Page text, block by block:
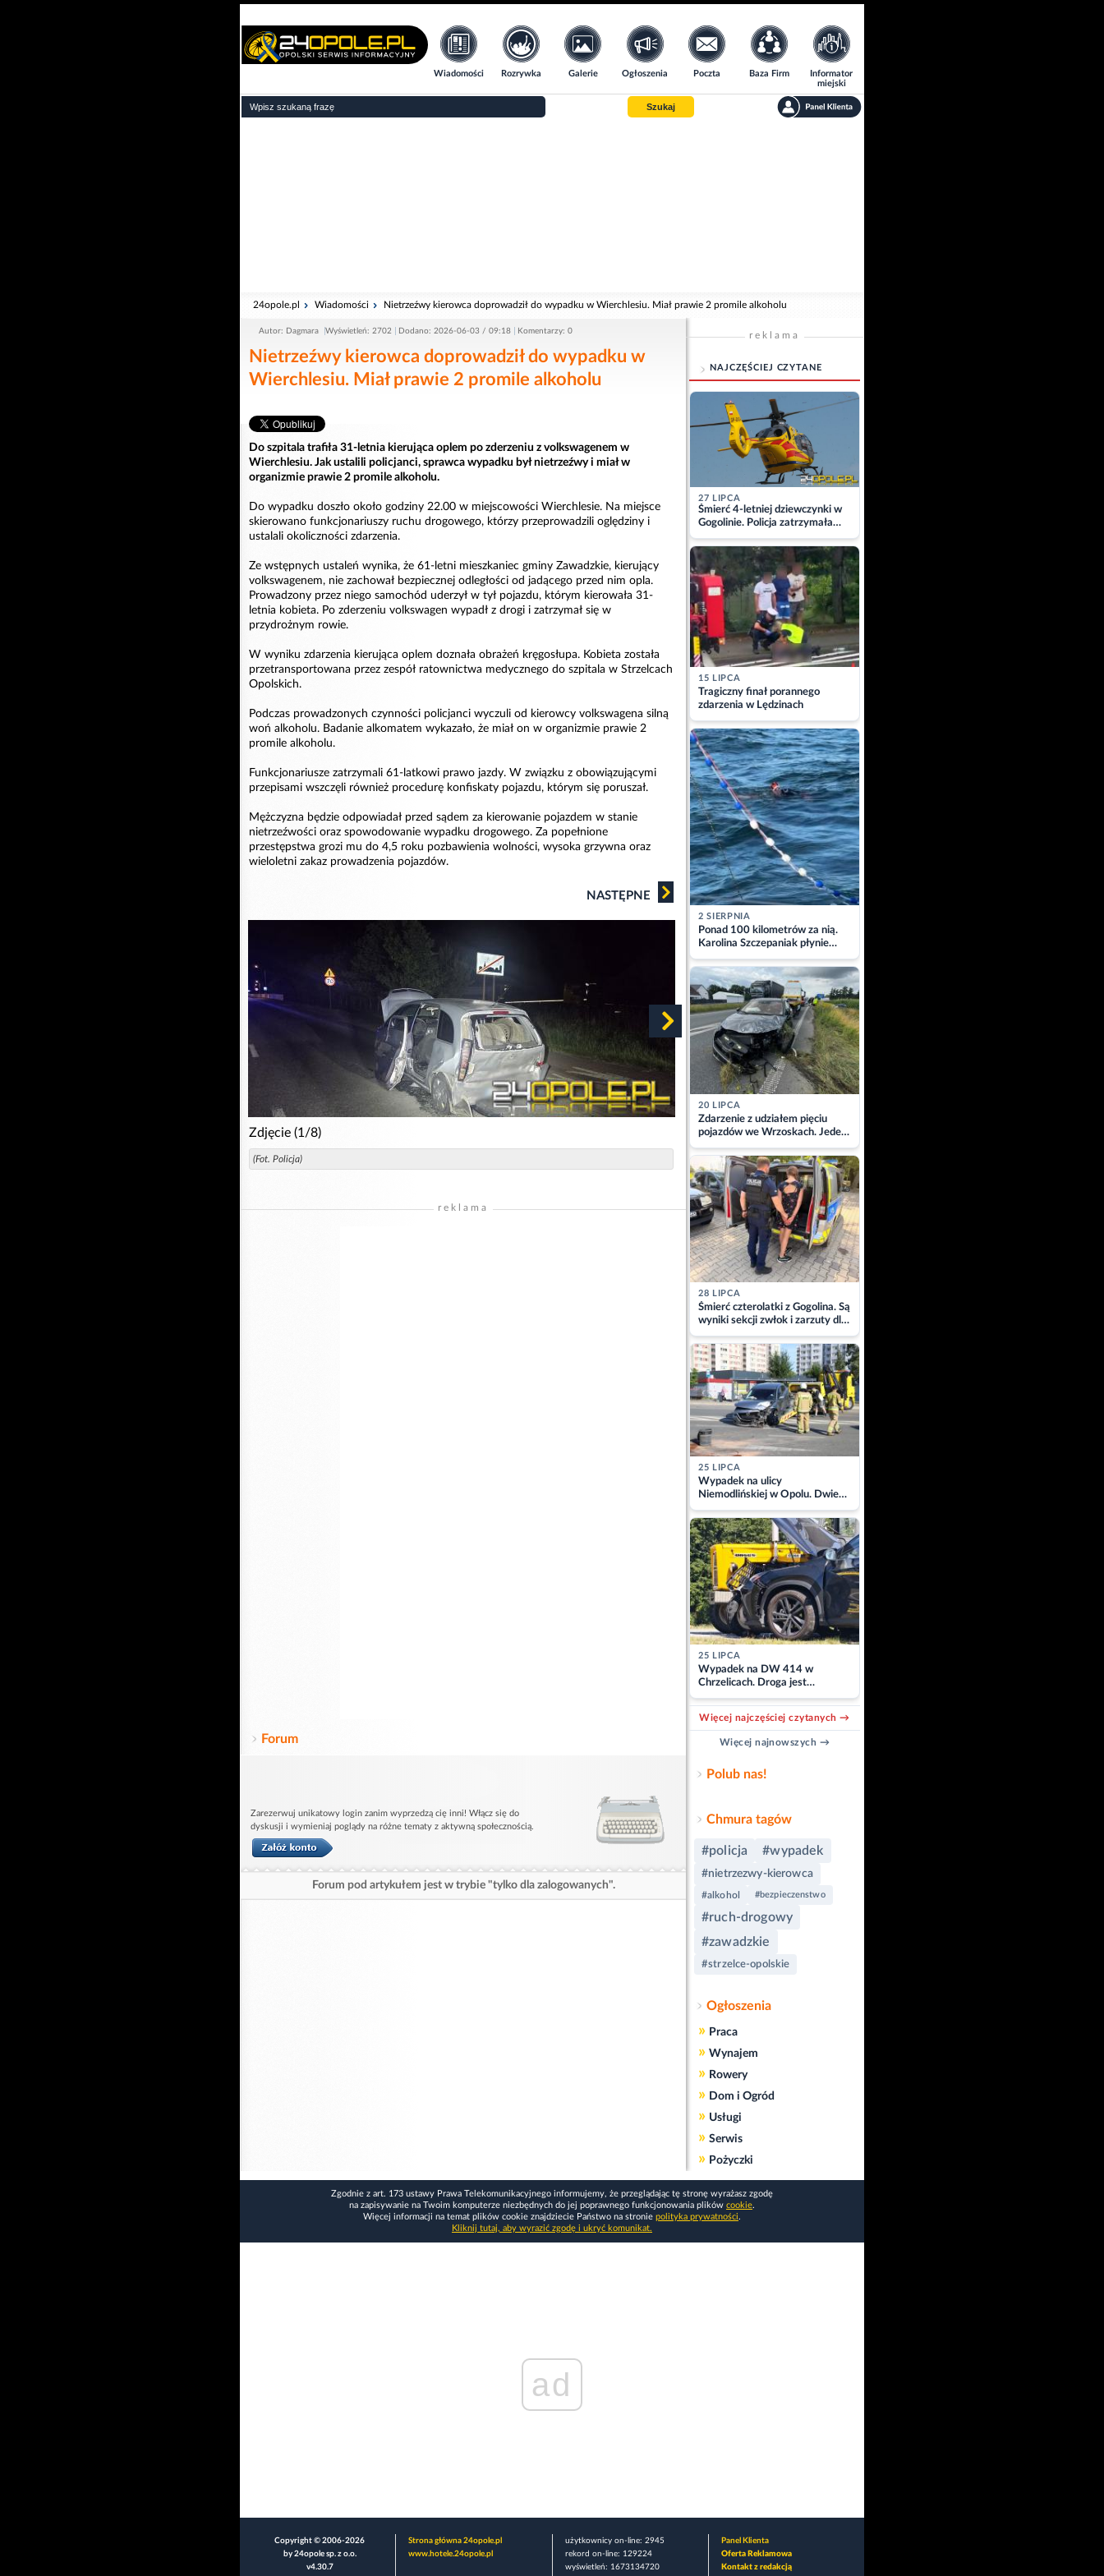
Wiadomości Rozrywka Galerie Ogłoszenia Poczta Baza Firm
Informator
miejski
Szukaj
24opole.pl Wiadomości Nietrzeźwy kierowca doprowadził do wypadku w Wierchlesiu. Miał prawie 2 promile alkoholu
Autor: Dagmara Wyświetleń: 2702 Dodano: 2026-06-03 / 09:18 Komentarzy: 0
Nietrzeźwy kierowca doprowadził do wypadku w
Wierchlesiu. Miał prawie 2 promile alkoholu
Do szpitala trafiła 31-letnia kierująca oplem po zderzeniu z volkswagenem w
Wierchlesiu. Jak ustalili policjanci, sprawca wypadku był nietrzeźwy i miał w
organizmie prawie 2 promile alkoholu.
Do wypadku doszło około godziny 22.00 w miejscowości Wierchlesie. Na miejsce
skierowano funkcjonariuszy ruchu drogowego, którzy przeprowadzili oględziny i
ustalali okoliczności zdarzenia.
Ze wstępnych ustaleń wynika, że 61-letni mieszkaniec gminy Zawadzkie, kierujący
volkswagenem, nie zachował bezpiecznej odległości od jadącego przed nim opla.
Prowadzony przez niego samochód uderzył w tył pojazdu, którym kierowała 31-
letnia kobieta. Po zderzeniu volkswagen wypadł z drogi i zatrzymał się w
przydrożnym rowie.
W wyniku zdarzenia kierująca oplem doznała obrażeń kręgosłupa. Kobieta została
przetransportowana przez zespół ratownictwa medycznego do szpitala w Strzelcach
Opolskich.
Podczas prowadzonych czynności policjanci wyczuli od kierowcy volkswagena silną
woń alkoholu. Badanie alkomatem wykazało, że miał on w organizmie prawie 2
promile alkoholu.
Funkcjonariusze zatrzymali 61-latkowi prawo jazdy. W związku z obowiązującymi
przepisami wszczęli również procedurę konfiskaty pojazdu, którym się poruszał.
Mężczyzna będzie odpowiadał przed sądem za kierowanie pojazdem w stanie
nietrzeźwości oraz spowodowanie wypadku drogowego. Za popełnione
przestępstwa grozi mu do 4,5 roku pozbawienia wolności, wysoka grzywna oraz
wieloletni zakaz prowadzenia pojazdów.
NASTĘPNE
Zdjęcie (1/8)
(Fot. Policja)
reklama
Forum
Zarezerwuj unikatowy login zanim wyprzedzą cię inni! Włącz się do
dyskusji i wymieniaj poglądy na różne tematy z aktywną społecznością.
Forum pod artykułem jest w trybie "tylko dla zalogowanych".
reklama
NAJCZĘŚCIEJ CZYTANE
27 LIPCA
Śmierć 4-letniej dziewczynki w
Gogolinie. Policja zatrzymała
matkę
15 LIPCA
Tragiczny finał porannego
zdarzenia w Lędzinach
2 SIERPNIA
Ponad 100 kilometrów za nią.
Karolina Szczepaniak płynie
przez Bałtyk dla Piotra.
Aktualizacja
20 LIPCA
Zdarzenie z udziałem pięciu
pojazdów we Wrzoskach. Jeden
z kierowców zabrany w
kajdankach
28 LIPCA
Śmierć czterolatki z Gogolina. Są
wyniki sekcji zwłok i zarzuty dla
matki
25 LIPCA
Wypadek na ulicy
Niemodlińskiej w Opolu. Dwie
osoby w szpitalu
25 LIPCA
Wypadek na DW 414 w
Chrzelicach. Droga jest
zablokowana
Więcej najczęściej czytanych →
Więcej najnowszych →
Polub nas!
Chmura tagów
#policja #wypadek
#nietrzezwy-kierowca
#alkohol #bezpieczenstwo
#ruch-drogowy
#zawadzkie
#strzelce-opolskie
Ogłoszenia
» Praca
» Wynajem
» Rowery
» Dom i Ogród
» Usługi
» Serwis
» Pożyczki
Zgodnie z art. 173 ustawy Prawa Telekomunikacyjnego informujemy, że przeglądając tę stronę wyrażasz zgodę
na zapisywanie na Twoim komputerze niezbędnych do jej poprawnego funkcjonowania plików cookie.
Więcej informacji na temat plików cookie znajdziecie Państwo na stronie polityka prywatności.
Kliknij tutaj, aby wyrazić zgodę i ukryć komunikat.
ad
Copyright © 2006-2026
by 24opole sp. z o.o.
v4.30.7
Strona główna 24opole.pl
www.hotele.24opole.pl
użytkownicy on-line: 2945
rekord on-line: 129224
wyświetleń: 1673134720
Panel Klienta
Oferta Reklamowa
Kontakt z redakcją